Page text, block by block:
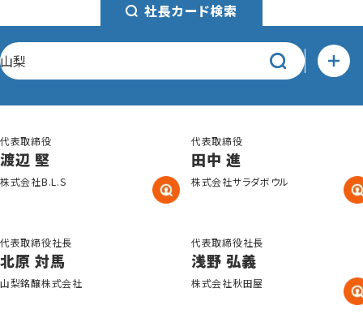
社長カード検索
代表取締役
渡辺 堅
株式会社B.L.S
代表取締役
田中 進
株式会社サラダボウル
代表取締役社長
北原 対馬
山梨銘醸株式会社
代表取締役社長
浅野 弘義
株式会社秋田屋